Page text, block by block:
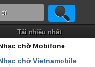
Tải nhiều nhất
chờ Mobifone
chờ Vietnamobile